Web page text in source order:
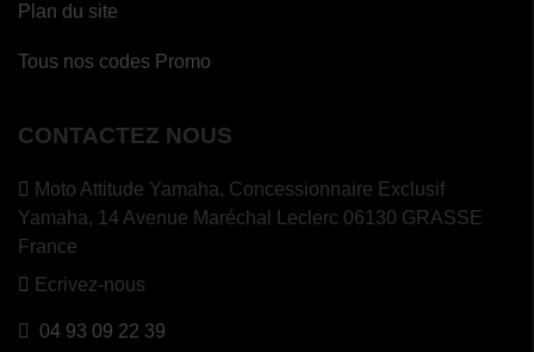
Plan du site
Tous nos codes Promo
CONTACTEZ NOUS
Moto Attitude Yamaha, Concessionnaire Exclusif
Yamaha, 14 Avenue Maréchal Leclerc 06130 GRASSE
France
Ecrivez-nous
04 93 09 22 39